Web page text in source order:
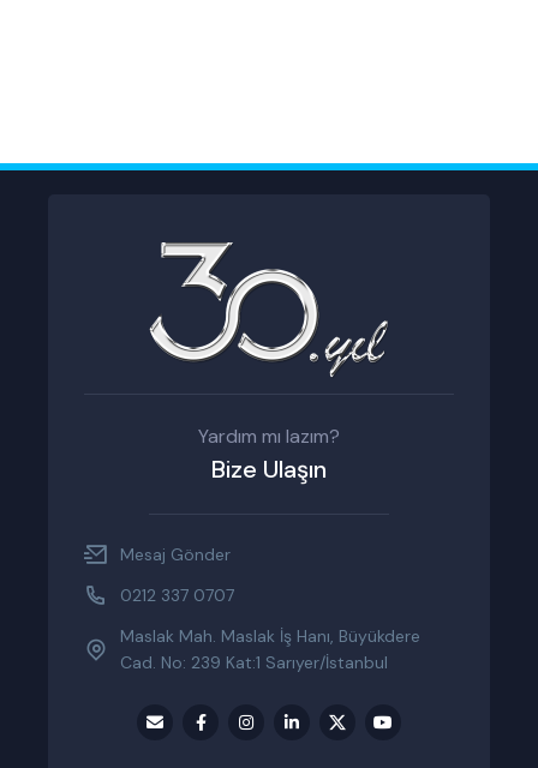
Yardım mı lazım?
Bize Ulaşın
Mesaj Gönder
0212 337 0707
Maslak Mah. Maslak İş Hanı, Büyükdere
Cad. No: 239 Kat:1 Sarıyer/İstanbul